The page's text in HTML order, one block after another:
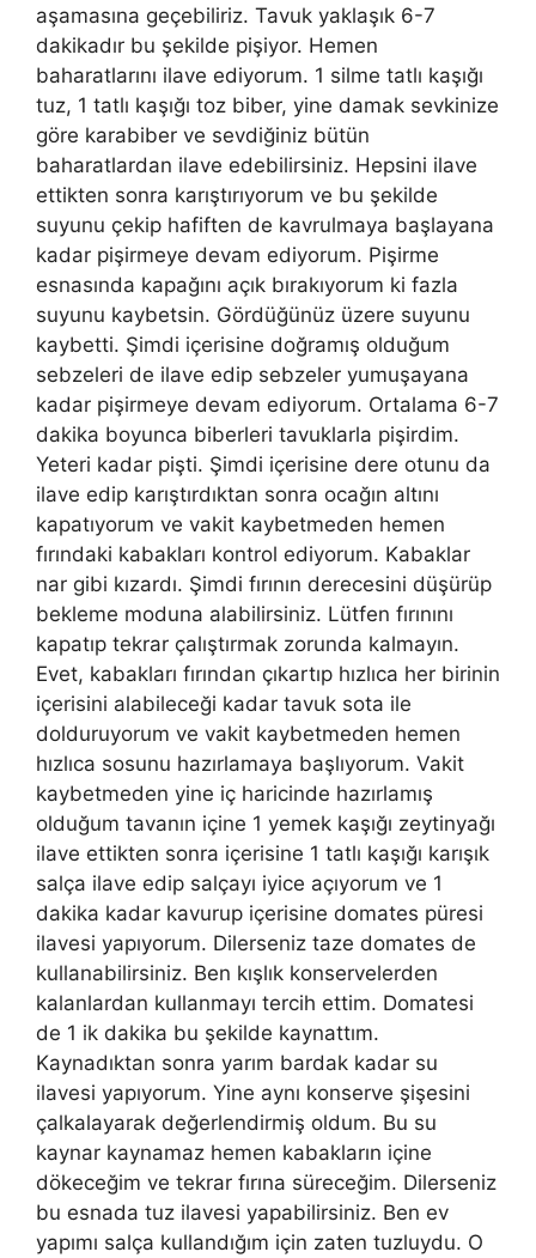
aşamasına geçebiliriz. Tavuk yaklaşık 6-7
dakikadır bu şekilde pişiyor. Hemen
baharatlarını ilave ediyorum. 1 silme tatlı kaşığı
tuz, 1 tatlı kaşığı toz biber, yine damak sevkinize
göre karabiber ve sevdiğiniz bütün
baharatlardan ilave edebilirsiniz. Hepsini ilave
ettikten sonra karıştırıyorum ve bu şekilde
suyunu çekip hafiften de kavrulmaya başlayana
kadar pişirmeye devam ediyorum. Pişirme
esnasında kapağını açık bırakıyorum ki fazla
suyunu kaybetsin. Gördüğünüz üzere suyunu
kaybetti. Şimdi içerisine doğramış olduğum
sebzeleri de ilave edip sebzeler yumuşayana
kadar pişirmeye devam ediyorum. Ortalama 6-7
dakika boyunca biberleri tavuklarla pişirdim.
Yeteri kadar pişti. Şimdi içerisine dere otunu da
ilave edip karıştırdıktan sonra ocağın altını
kapatıyorum ve vakit kaybetmeden hemen
fırındaki kabakları kontrol ediyorum. Kabaklar
nar gibi kızardı. Şimdi fırının derecesini düşürüp
bekleme moduna alabilirsiniz. Lütfen fırınını
kapatıp tekrar çalıştırmak zorunda kalmayın.
Evet, kabakları fırından çıkartıp hızlıca her birinin
içerisini alabileceği kadar tavuk sota ile
dolduruyorum ve vakit kaybetmeden hemen
hızlıca sosunu hazırlamaya başlıyorum. Vakit
kaybetmeden yine iç haricinde hazırlamış
olduğum tavanın içine 1 yemek kaşığı zeytinyağı
ilave ettikten sonra içerisine 1 tatlı kaşığı karışık
salça ilave edip salçayı iyice açıyorum ve 1
dakika kadar kavurup içerisine domates püresi
ilavesi yapıyorum. Dilerseniz taze domates de
kullanabilirsiniz. Ben kışlık konservelerden
kalanlardan kullanmayı tercih ettim. Domatesi
de 1 ik dakika bu şekilde kaynattım.
Kaynadıktan sonra yarım bardak kadar su
ilavesi yapıyorum. Yine aynı konserve şişesini
çalkalayarak değerlendirmiş oldum. Bu su
kaynar kaynamaz hemen kabakların içine
dökeceğim ve tekrar fırına süreceğim. Dilerseniz
bu esnada tuz ilavesi yapabilirsiniz. Ben ev
yapımı salça kullandığım için zaten tuzluydu. O